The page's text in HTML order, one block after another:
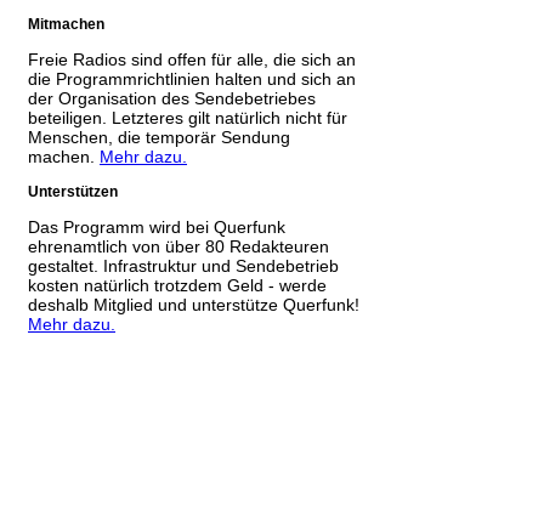
Mitmachen
Freie Radios sind offen für alle, die sich an
die Programmrichtlinien halten und sich an
der Organisation des Sendebetriebes
beteiligen. Letzteres gilt natürlich nicht für
Menschen, die temporär Sendung
machen. Mehr dazu.
Unterstützen
Das Programm wird bei Querfunk
ehrenamtlich von über 80 Redakteuren
gestaltet. Infrastruktur und Sendebetrieb
kosten natürlich trotzdem Geld - werde
deshalb Mitglied und unterstütze Querfunk!
Mehr dazu.